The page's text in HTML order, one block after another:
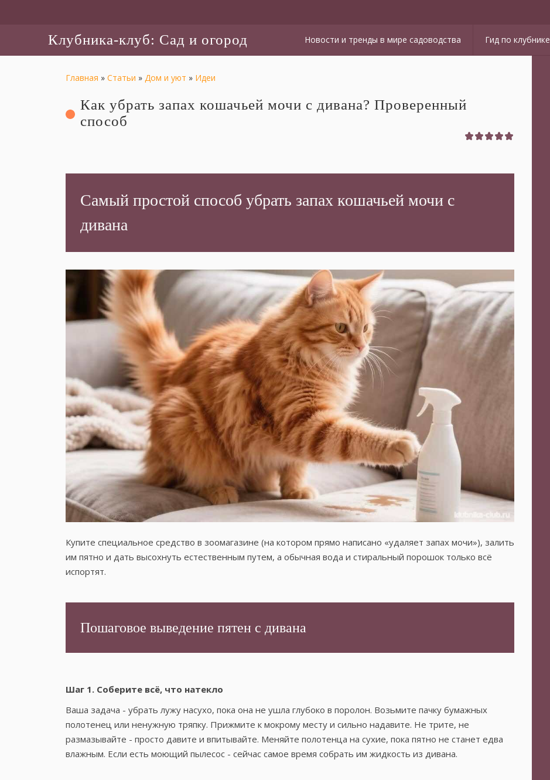
Клубника-клуб: Сад и огород Новости и тренды в мире садоводства Гид по клубнике
Главная » Статьи » Дом и уют » Идеи
Как убрать запах кошачьей мочи с дивана? Проверенный
способ
Самый простой способ убрать запах кошачьей мочи с
дивана
Купите специальное средство в зоомагазине (на котором прямо написано «удаляет запах мочи»), залить
им пятно и дать высохнуть естественным путем, а обычная вода и стиральный порошок только всё
испортят.
Пошаговое выведение пятен с дивана
Шаг 1. Соберите всё, что натекло
Ваша задача - убрать лужу насухо, пока она не ушла глубоко в поролон. Возьмите пачку бумажных
полотенец или ненужную тряпку. Прижмите к мокрому месту и сильно надавите. Не трите, не
размазывайте - просто давите и впитывайте. Меняйте полотенца на сухие, пока пятно не станет едва
влажным. Если есть моющий пылесос - сейчас самое время собрать им жидкость из дивана.